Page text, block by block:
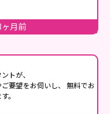
月前
トが、
要望をお伺いし、
無料でお
。